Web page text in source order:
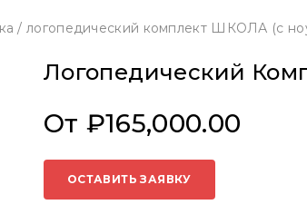
/ логопедический комплект ШКОЛА (c
Логопедический
От ₽165,000.00
ОСТАВИТЬ ЗАЯВКУ